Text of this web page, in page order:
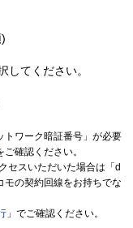
してください。
トワーク暗証番号」が必要
ご確認ください。
セスいただいた場合は「d
モの契約回線をお持ちでな
」でご確認ください。